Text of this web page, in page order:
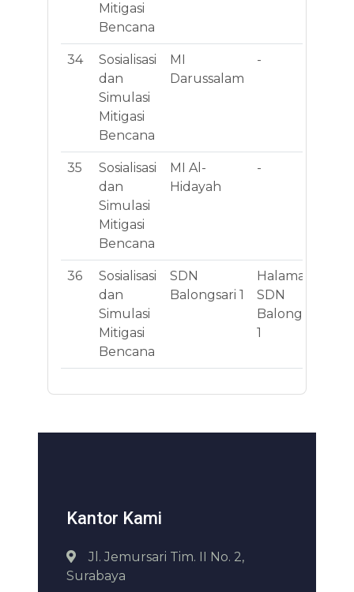
Mitigasi
Bencana
34
Sosialisasi
dan
Simulasi
Mitigasi
Bencana
MI
Darussalam
-
35
Sosialisasi
dan
Simulasi
Mitigasi
Bencana
MI Al-
Hidayah
-
36
Sosialisasi
dan
Simulasi
Mitigasi
Bencana
SDN
Balongsari 1
Halaman
SDN
Balongsari
1
Kantor Kami
Jl. Jemursari Tim. II No. 2,
Surabaya